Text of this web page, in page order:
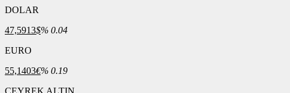
DOLAR
47,5913$% 0.04
EURO
55,1403€% 0.19
ÇEYREK ALTIN